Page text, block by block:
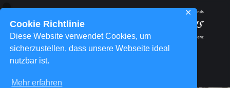
Cookie Richtlinie
Diese Website verwendet Cookies, um
sicherzustellen, dass unsere Webseite ideal
nutzbar ist.
Mehr erfahren
✕